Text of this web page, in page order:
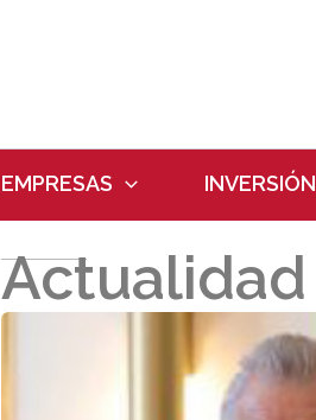
EMPRESAS INVERSIÓN
Actualidad